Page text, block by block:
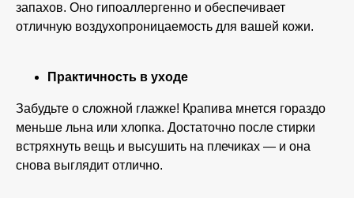
запахов. Оно гипоаллергенно и обеспечивает
отличную воздухопроницаемость для вашей кожи.
Практичность в уходе
Забудьте о сложной глажке! Крапива мнется гораздо
меньше льна или хлопка. Достаточно после стирки
встряхнуть вещь и высушить на плечиках — и она
снова выглядит отлично.